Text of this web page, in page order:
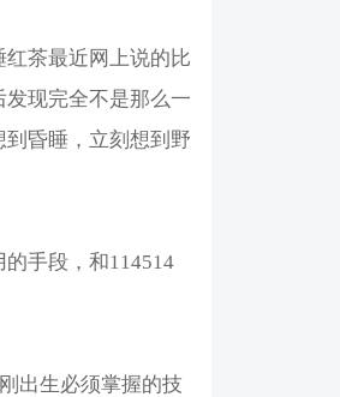
茶最近网上说的比
现完全不是那么一
昏睡，立刻想到野
手段，和114514
出生必须掌握的技